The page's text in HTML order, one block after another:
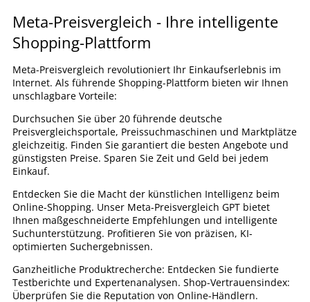
Meta-Preisvergleich - Ihre intelligente
Shopping-Plattform
Meta-Preisvergleich revolutioniert Ihr Einkaufserlebnis im
Internet. Als führende Shopping-Plattform bieten wir Ihnen
unschlagbare Vorteile:
Durchsuchen Sie über 20 führende deutsche
Preisvergleichsportale, Preissuchmaschinen und Marktplätze
gleichzeitig. Finden Sie garantiert die besten Angebote und
günstigsten Preise. Sparen Sie Zeit und Geld bei jedem
Einkauf.
Entdecken Sie die Macht der künstlichen Intelligenz beim
Online-Shopping. Unser Meta-Preisvergleich GPT bietet
Ihnen maßgeschneiderte Empfehlungen und intelligente
Suchunterstützung. Profitieren Sie von präzisen, KI-
optimierten Suchergebnissen.
Ganzheitliche Produktrecherche: Entdecken Sie fundierte
Testberichte und Expertenanalysen. Shop-Vertrauensindex:
Überprüfen Sie die Reputation von Online-Händlern.